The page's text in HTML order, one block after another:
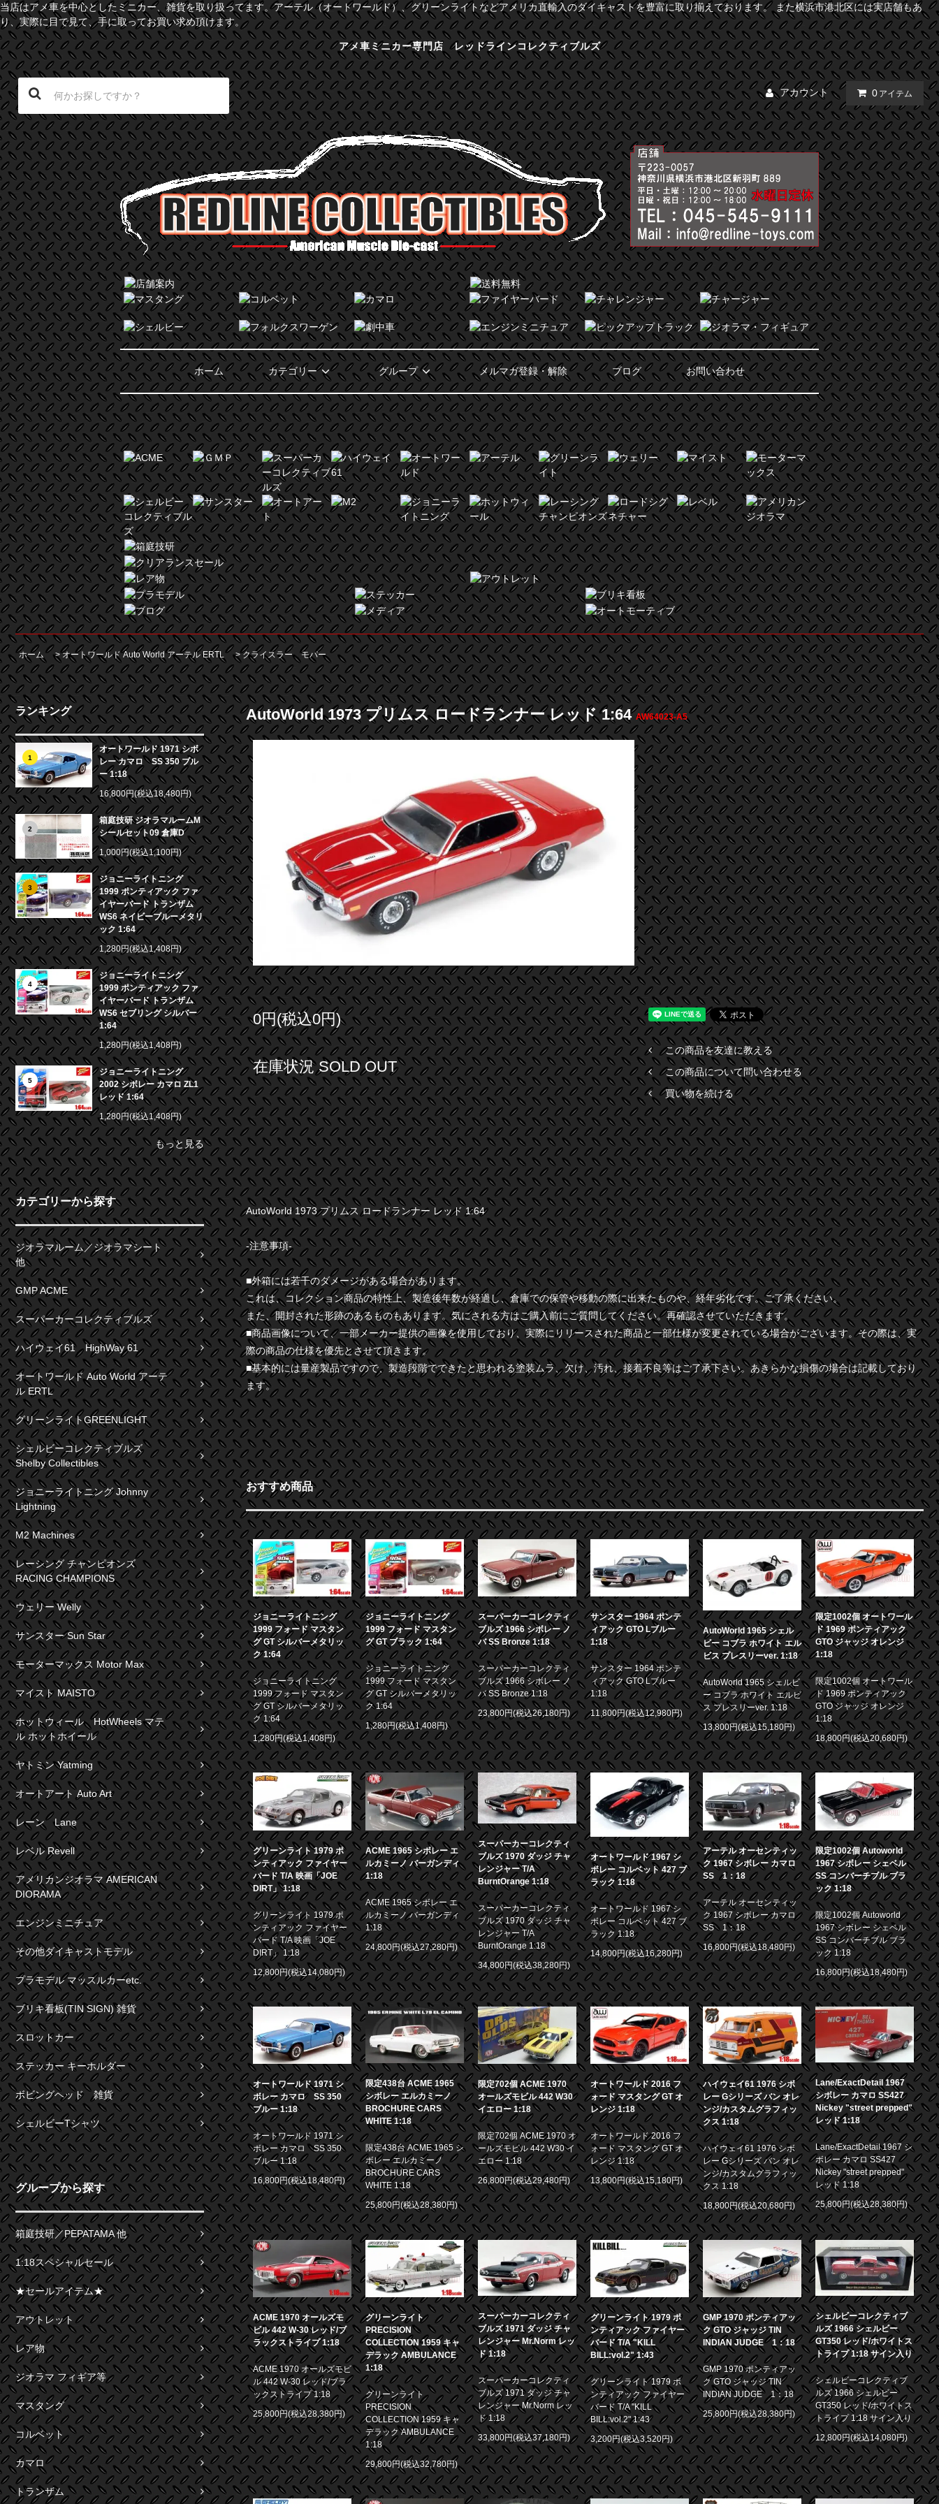
当店はアメ車を中心としたミニカー、雑貨を取り扱ってます。アーテル（オートワールド）、グリーンライトなどアメリカ直輸入のダイキャストを豊富に取り揃えております。 また横浜市港北区には実店舗もあ
り、実際に目で見て、手に取ってお買い求め頂けます。
アメ車ミニカー専門店 レッドラインコレクティブルズ
アカウント 0 アイテム
ホーム カテゴリー グループ メルマガ登録・解除 ブログ お問い合わせ
ホーム >オートワールド Auto World アーテル ERTL >クライスラー モパー
ランキング
1
オートワールド 1971 シボ
レー カマロ SS 350 ブル
ー 1:18
16,800円(税込18,480円)
2
箱庭技研 ジオラマルームM
シールセット09 倉庫D
1,000円(税込1,100円)
3
ジョニーライトニング
1999 ポンティアック ファ
イヤーバード トランザム
WS6 ネイビーブルーメタリ
ック 1:64
1,280円(税込1,408円)
4
ジョニーライトニング
1999 ポンティアック ファ
イヤーバード トランザム
WS6 セブリング シルバー
1:64
1,280円(税込1,408円)
5
ジョニーライトニング
2002 シボレー カマロ ZL1
レッド 1:64
1,280円(税込1,408円)
もっと見る
カテゴリーから探す
ジオラマルーム／ジオラマシート
他
GMP ACME
スーパーカーコレクティブルズ
ハイウェイ61 HighWay 61
オートワールド Auto World アーテ
ル ERTL
グリーンライトGREENLIGHT
シェルビーコレクティブルズ
Shelby Collectibles
ジョニーライトニング Johnny
Lightning
M2 Machines
レーシング チャンピオンズ
RACING CHAMPIONS
ウェリー Welly
サンスター Sun Star
モーターマックス Motor Max
マイスト MAISTO
ホットウィール HotWheels マテ
ル ホットホイール
ヤトミン Yatming
オートアート Auto Art
レーン Lane
レベル Revell
アメリカンジオラマ AMERICAN
DIORAMA
エンジンミニチュア
その他ダイキャストモデル
プラモデル マッスルカーetc.
ブリキ看板(TIN SIGN) 雑貨
スロットカー
ステッカー キーホルダー
ボビングヘッド 雑貨
シェルビーTシャツ
グループから探す
箱庭技研／PEPATAMA 他
1:18スペシャルセール
★セールアイテム★
アウトレット
レア物
ジオラマ フィギア等
マスタング
コルベット
カマロ
トランザム
AutoWorld 1973 プリムス ロードランナー レッド 1:64AW64023-A5
0円(税込0円)
在庫状況 SOLD OUT
この商品を友達に教える
この商品について問い合わせる
買い物を続ける
AutoWorld 1973 プリムス ロードランナー レッド 1:64
-注意事項-
■外箱には若干のダメージがある場合があります。
これは、コレクション商品の特性上、製造後年数が経過し、倉庫での保管や移動の際に出来たものや、経年劣化です。ご了承ください。
また、開封された形跡のあるものもあります。気にされる方はご購入前にご質問してください。再確認させていただきます。
■商品画像について、一部メーカー提供の画像を使用しており、実際にリリースされた商品と一部仕様が変更されている場合がございます。その際は、実
際の商品の仕様を優先とさせて頂きます。
■基本的には量産製品ですので、製造段階でできたと思われる塗装ムラ、欠け、汚れ、接着不良等はご了承下さい。あきらかな損傷の場合は記載しており
ます。
おすすめ商品
ジョニーライトニング
1999 フォード マスタン
グ GT シルバーメタリッ
ク 1:64
ジョニーライトニング
1999 フォード マスタン
グ GT シルバーメタリッ
ク 1:64
1,280円(税込1,408円)
ジョニーライトニング
1999 フォード マスタン
グ GT ブラック 1:64
ジョニーライトニング
1999 フォード マスタン
グ GT シルバーメタリッ
ク 1:64
1,280円(税込1,408円)
スーパーカーコレクティ
ブルズ 1966 シボレー ノ
バ SS Bronze 1:18
スーパーカーコレクティ
ブルズ 1966 シボレー ノ
バ SS Bronze 1:18
23,800円(税込26,180円)
サンスター 1964 ポンテ
ィアック GTO Lブルー
1:18
サンスター 1964 ポンテ
ィアック GTO Lブルー
1:18
11,800円(税込12,980円)
AutoWorld 1965 シェル
ビー コブラ ホワイト エル
ビス プレスリーver. 1:18
AutoWorld 1965 シェルビ
ー コブラ ホワイト エルビ
ス プレスリーver. 1:18
13,800円(税込15,180円)
限定1002個 オートワール
ド 1969 ポンティアック
GTO ジャッジ オレンジ
1:18
限定1002個 オートワール
ド 1969 ポンティアック
GTO ジャッジ オレンジ
1:18
18,800円(税込20,680円)
グリーンライト 1979 ポ
ンティアック ファイヤー
バード T/A 映画「JOE
DIRT」 1:18
グリーンライト 1979 ポ
ンティアック ファイヤー
バード T/A 映画「JOE
DIRT」 1:18
12,800円(税込14,080円)
ACME 1965 シボレー エ
ルカミーノ バーガンディ
1:18
ACME 1965 シボレー エ
ルカミーノ バーガンディ
1:18
24,800円(税込27,280円)
スーパーカーコレクティ
ブルズ 1970 ダッジ チャ
レンジャー T/A
BurntOrange 1:18
スーパーカーコレクティ
ブルズ 1970 ダッジ チャ
レンジャー T/A
BurntOrange 1:18
34,800円(税込38,280円)
オートワールド 1967 シ
ボレー コルベット 427 ブ
ラック 1:18
オートワールド 1967 シ
ボレー コルベット 427 ブ
ラック 1:18
14,800円(税込16,280円)
アーテル オーセンティッ
ク 1967 シボレー カマロ
SS 1：18
アーテル オーセンティッ
ク 1967 シボレー カマロ
SS 1：18
16,800円(税込18,480円)
限定1002個 Autoworld
1967 シボレー シェベル
SS コンバーチブル ブラ
ック 1:18
限定1002個 Autoworld
1967 シボレー シェベル
SS コンバーチブル ブラ
ック 1:18
16,800円(税込18,480円)
オートワールド 1971 シ
ボレー カマロ SS 350
ブルー 1:18
オートワールド 1971 シ
ボレー カマロ SS 350
ブルー 1:18
16,800円(税込18,480円)
限定438台 ACME 1965
シボレー エルカミーノ
BROCHURE CARS
WHITE 1:18
限定438台 ACME 1965 シ
ボレー エルカミーノ
BROCHURE CARS
WHITE 1:18
25,800円(税込28,380円)
限定702個 ACME 1970
オールズモビル 442 W30
イエロー 1:18
限定702個 ACME 1970 オ
ールズモビル 442 W30 イ
エロー 1:18
26,800円(税込29,480円)
オートワールド 2016 フ
ォード マスタング GT オ
レンジ 1:18
オートワールド 2016 フ
ォード マスタング GT オ
レンジ 1:18
13,800円(税込15,180円)
ハイウェイ61 1976 シボ
レー Gシリーズ バン オレ
ンジ/カスタムグラフィッ
クス 1:18
ハイウェイ61 1976 シボ
レー Gシリーズ バン オレ
ンジ/カスタムグラフィッ
クス 1:18
18,800円(税込20,680円)
Lane/ExactDetail 1967
シボレー カマロ SS427
Nickey "street prepped"
レッド 1:18
Lane/ExactDetail 1967 シ
ボレー カマロ SS427
Nickey "street prepped"
レッド 1:18
25,800円(税込28,380円)
ACME 1970 オールズモ
ビル 442 W-30 レッド/ブ
ラックストライプ 1:18
ACME 1970 オールズモビ
ル 442 W-30 レッド/ブラ
ックストライプ 1:18
25,800円(税込28,380円)
グリーンライト
PRECISION
COLLECTION 1959 キャ
デラック AMBULANCE
1:18
グリーンライト
PRECISION
COLLECTION 1959 キャ
デラック AMBULANCE
1:18
29,800円(税込32,780円)
スーパーカーコレクティ
ブルズ 1971 ダッジ チャ
レンジャー Mr.Norm レッ
ド 1:18
スーパーカーコレクティ
ブルズ 1971 ダッジ チャ
レンジャー Mr.Norm レッ
ド 1:18
33,800円(税込37,180円)
グリーンライト 1979 ポ
ンティアック ファイヤー
バード T/A "KILL
BILL:vol.2" 1:43
グリーンライト 1979 ポ
ンティアック ファイヤー
バード T/A "KILL
BILL:vol.2" 1:43
3,200円(税込3,520円)
GMP 1970 ポンティアッ
ク GTO ジャッジ TIN
INDIAN JUDGE 1：18
GMP 1970 ポンティアッ
ク GTO ジャッジ TIN
INDIAN JUDGE 1：18
25,800円(税込28,380円)
シェルビーコレクティブ
ルズ 1966 シェルビー
GT350 レッド/ホワイトス
トライプ 1:18 サイン入り
シェルビーコレクティブ
ルズ 1966 シェルビー
GT350 レッド/ホワイトス
トライプ 1:18 サイン入り
12,800円(税込14,080円)